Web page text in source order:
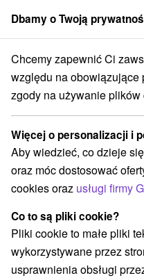
członek grupySorger
Popularny, relaksujący
Popularny,
wellness z
leczniczych i
Hotel Máj★ ★ Pieszczany
Przejdź do lokalizacji
Dbamy o Twoją
Chcemy zapewnić Ci
względu na obowiązujące
zgody na używanie plików
Więcej o personalizacji i
Aby wiedzieć, co dzieje
oraz móc dostosować
cookies oraz usługi firmy
Co to są pliki cookie?
Pliki cookie to małe pliki
wykorzystywane przez
usprawnienia obsługi